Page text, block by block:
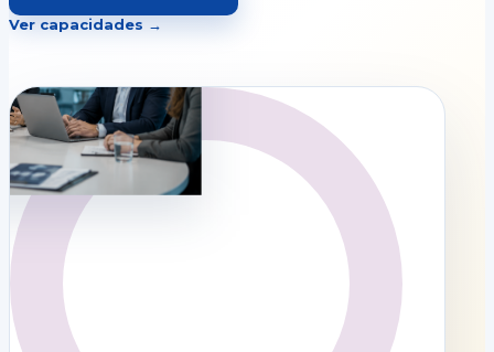
Ver capacidades →